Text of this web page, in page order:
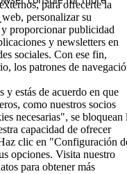
para ofrecerte la
personalizar su
proporcionar publicidad
y newsletters en
sociales. Con ese fin,
los patrones de
estás de acuerdo en que
como nuestros socios
necesarias", se bloquean
capacidad de ofrecer
clic en "Configuración
opciones. Visita nuestro
para obtener más